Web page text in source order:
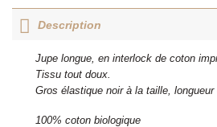
Description
Jupe longue, en interlock de coton
Tissu tout doux.
Gros élastique noir à la taille,
100% coton biologique